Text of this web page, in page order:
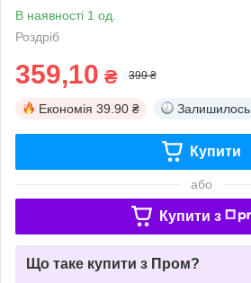
В наявності 1 од.
Роздріб
359,10 ₴ 399 ₴
Економія 39.90 ₴ Залишилось
Купити
або
Купити з
Що таке купити з Пром?